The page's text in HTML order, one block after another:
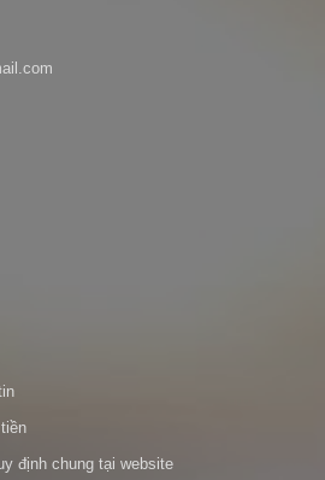
định chung tại website